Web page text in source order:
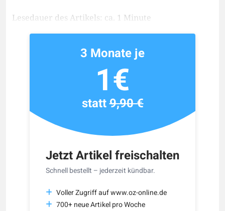
Lesedauer des Artikels: ca. 1 Minute
Jetzt Artikel freischalten
Schnell bestellt – jederzeit kündbar.
Voller Zugriff auf www.oz-online.de
700+ neue Artikel pro Woche
3 Monate je
1€
statt9,90 €